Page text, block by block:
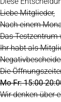
Liebe Mitglieder,
Nach einem
Das
Ihr habt als
Die
Mo-Fr: 15:00-
Wir denken über